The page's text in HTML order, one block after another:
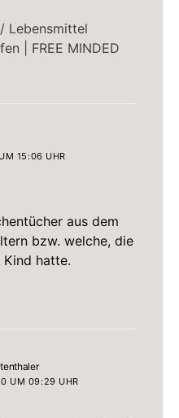
Lebensmittel
| FREE MINDED
15:06 UHR
aus dem
bzw. welche, die
hatte.
sagt:
UM 09:29 UHR